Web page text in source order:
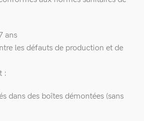
ans
les défauts de production et de
:
dans des boîtes démontées (sans